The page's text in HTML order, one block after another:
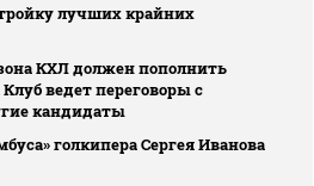
лучших крайних
КХЛ должен пополнить
ведет переговоры с
кандидаты
голкипера Сергея Иванова